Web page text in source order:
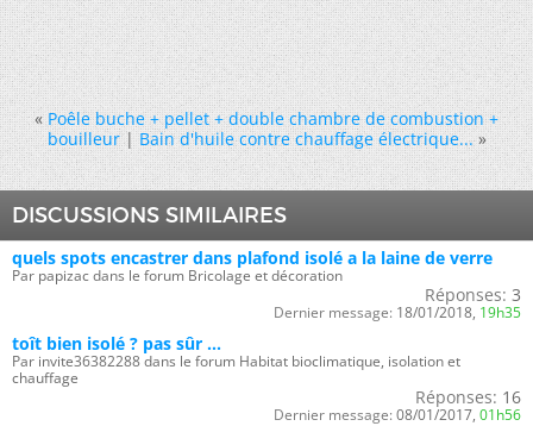
« Poêle buche + pellet + double chambre de combustion +
bouilleur|Bain d'huile contre chauffage électrique... »
DISCUSSIONS SIMILAIRES
quels spots encastrer dans plafond isolé a la laine de verre
Par papizac dans le forum Bricolage et décoration
Réponses: 3
Dernier message: 18/01/2018, 19h35
toît bien isolé ? pas sûr ...
Par invite36382288 dans le forum Habitat bioclimatique, isolation et
chauffage
Réponses: 16
Dernier message: 08/01/2017, 01h56